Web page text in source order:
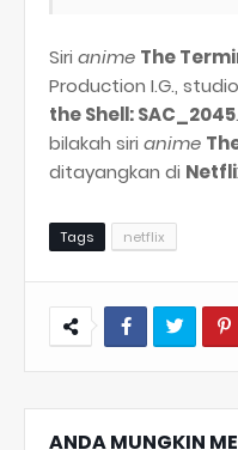
Siri anime The
Production I.G.,
the Shell: SAC_2045
bilakah siri anime
ditayangkan di
Tags netflix
ANDA MUNGKIN